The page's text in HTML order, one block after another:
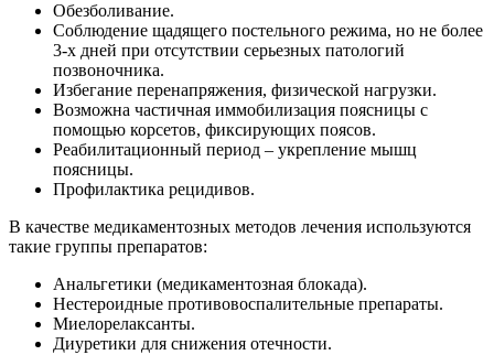
Обезболивание.
Соблюдение щадящего постельного режима, но не более
3-х дней при отсутствии серьезных патологий
позвоночника.
Избегание перенапряжения, физической нагрузки.
Возможна частичная иммобилизация поясницы с
помощью корсетов, фиксирующих поясов.
Реабилитационный период – укрепление мышц
поясницы.
Профилактика рецидивов.
В качестве медикаментозных методов лечения используются
такие группы препаратов:
Анальгетики (медикаментозная блокада).
Нестероидные противовоспалительные препараты.
Миелорелаксанты.
Диуретики для снижения отечности.